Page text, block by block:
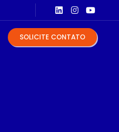
SOLICITE CONTATO